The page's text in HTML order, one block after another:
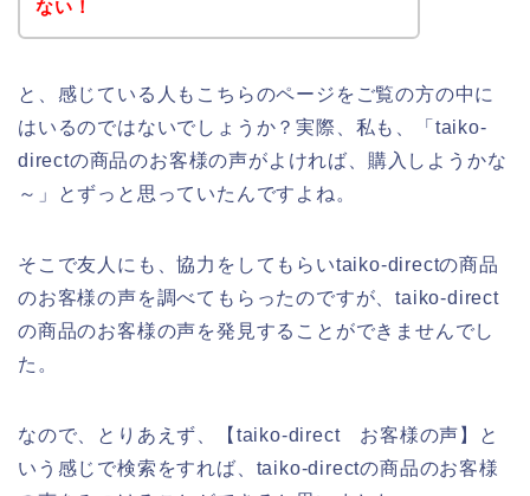
ない！
と、感じている人もこちらのページをご覧の方の中に
はいるのではないでしょうか？実際、私も、「taiko-
directの商品のお客様の声がよければ、購入しようかな
～」とずっと思っていたんですよね。
そこで友人にも、協力をしてもらいtaiko-directの商品
のお客様の声を調べてもらったのですが、taiko-direct
の商品のお客様の声を発見することができませんでし
た。
なので、とりあえず、【taiko-direct お客様の声】と
いう感じで検索をすれば、taiko-directの商品のお客様